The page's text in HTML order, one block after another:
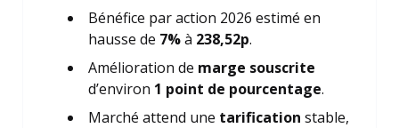
Bénéfice par action 2026 estimé en
hausse de 7%à 238,52p.
Amélioration de marge souscrite
d’environ 1 point de pourcentage.
Marché attend une tarification stable,